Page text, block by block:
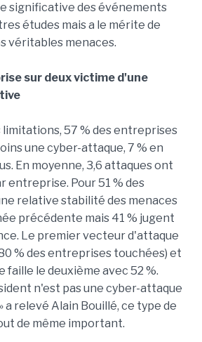
significative des événements
études mais a le mérite de
véritables menaces.
sur deux victime d'une
57 % des entreprises
une cyber-attaque, 7 % en
En moyenne, 3,6 attaques ont
entreprise. Pour 51 % des
relative stabilité des menaces
précédente mais 41 % jugent
Le premier vecteur d'attaque
% des entreprises touchées) et
faille le deuxième avec 52 %.
n'est pas une cyber-attaque
a relevé Alain Bouillé, ce type de
de même important.